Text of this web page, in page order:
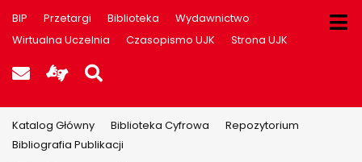
BIP Przetargi Biblioteka
Wydawnictwo
Wirtualna Uczelnia
Czasopismo UJK Strona UJK
Poczta UJK
Informacje dla użytkowników
Szukaj na stronie
Katalog Główny Biblioteka Cyfrowa
Repozytorium
Bibliografia Publikacji